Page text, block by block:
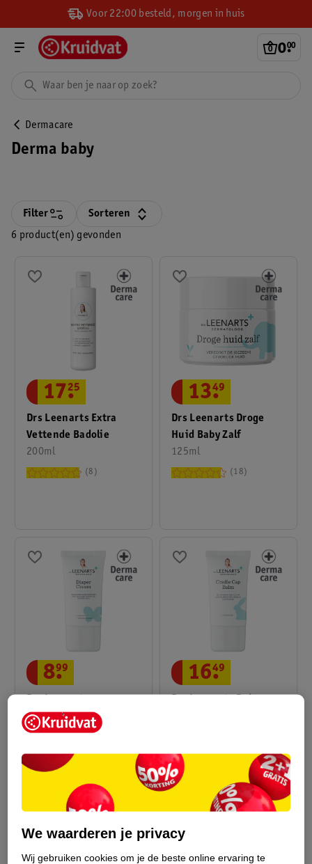
Voor 22:00 besteld, morgen in huis
0.
00
Dermacare
Derma baby
6 product(en) gevonden
Filter Sorteren
Drs Leenarts Extra
Vettende Badolie
200ml
17.
25
8
Drs Leenarts Droge
Huid Baby Zalf
125ml
13.
49
18
Babybillenzalf
50ml
8.
99
12
16.
49
8
We waarderen je privacy
Wij gebruiken cookies om je de beste online ervaring te